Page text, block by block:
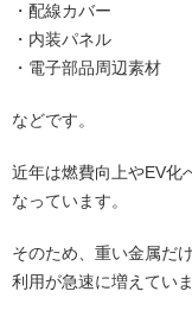
・配線カバー
・内装パネル
・電子部品周辺素材
などです。
近年は燃費向上やEV化
なっています。
そのため、重い金属だ
利用が急速に増えていま